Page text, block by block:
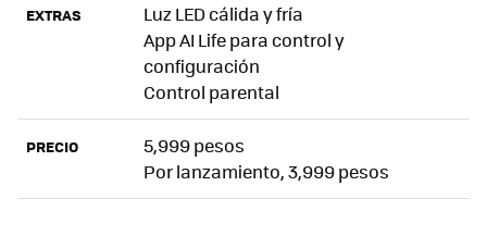
EXTRAS
Luz LED cálida y fría
App AI Life para control y
configuración
Control parental
PRECIO
5,999 pesos
Por lanzamiento, 3,999 pesos